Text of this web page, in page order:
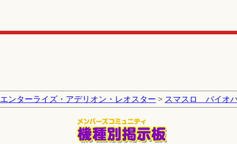
エンターライズ・アデリオン・レオスター > スマスロ バイオ